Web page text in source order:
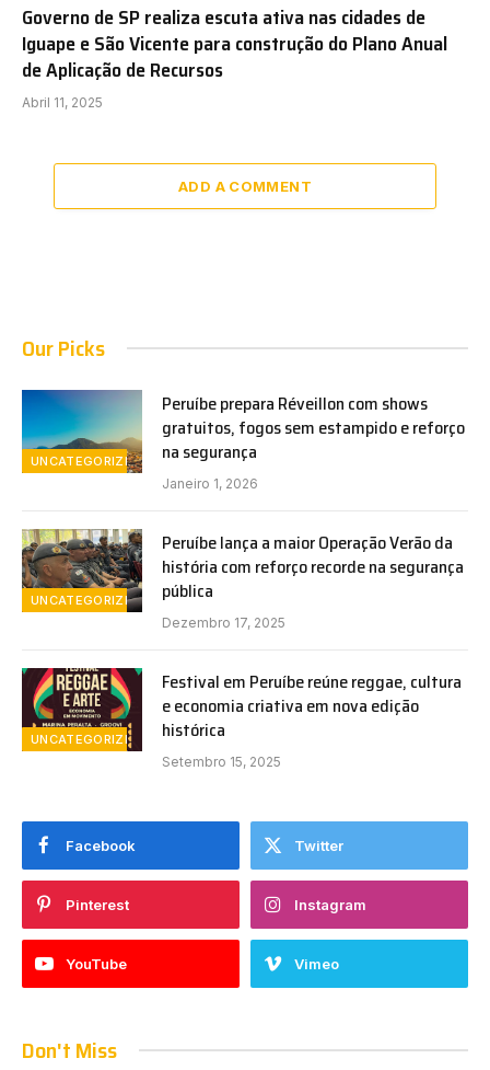
Governo de SP realiza escuta ativa nas cidades de
Iguape e São Vicente para construção do Plano Anual
de Aplicação de Recursos
Abril 11, 2025
ADD A COMMENT
Our Picks
UNCATEGORIZED
Peruíbe prepara Réveillon com shows
gratuitos, fogos sem estampido e reforço
na segurança
Janeiro 1, 2026
UNCATEGORIZED
Peruíbe lança a maior Operação Verão da
história com reforço recorde na segurança
pública
Dezembro 17, 2025
UNCATEGORIZED
Festival em Peruíbe reúne reggae, cultura
e economia criativa em nova edição
histórica
Setembro 15, 2025
Facebook Twitter
Pinterest Instagram
YouTube Vimeo
Don't Miss